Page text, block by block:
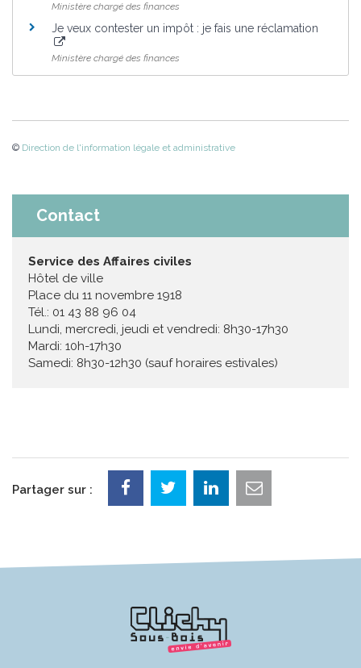
Ministère chargé des finances
Je veux contester un impôt : je fais une réclamation
Ministère chargé des finances
© Direction de l'information légale et administrative
Contact
Service des Affaires civiles
Hôtel de ville
Place du 11 novembre 1918
Tél.: 01 43 88 96 04
Lundi, mercredi, jeudi et vendredi: 8h30-17h30
Mardi: 10h-17h30
Samedi: 8h30-12h30 (sauf horaires estivales)
Partager sur :